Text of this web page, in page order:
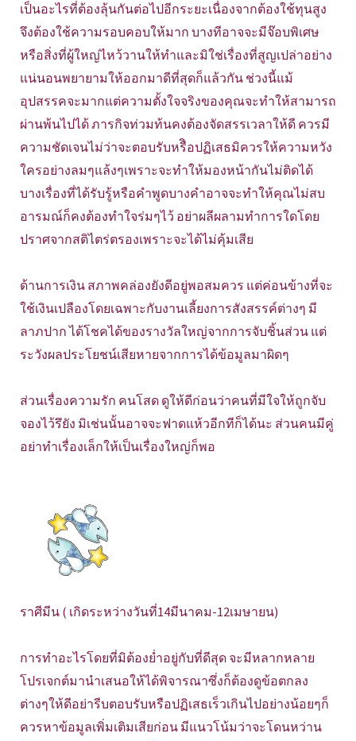
เป็นอะไรที่ต้องลุ้นกันต่อไปอีกระยะเนื่องจากต้องใช้ทุนสูง
จึงต้องใช้ความรอบคอบให้มาก บางทีอาจจะมีจ๊อบพิเศษ
หรือสิ่งที่ผู้ใหญ่ไหว้วานให้ทำและมิใช่เรื่องที่สูญเปล่าอย่าง
แน่นอนพยายามให้ออกมาดีที่สุดก็แล้วกัน ช่วงนี้แม้
อุปสรรคจะมากแต่ความตั้งใจจริงของคุณจะทำให้สามารถ
ผ่านพ้นไปได้ ภารกิจท่วมท้นคงต้องจัดสรรเวลาให้ดี ควรมี
ความชัดเจนไม่ว่าจะตอบรับหรืิอปฏิเสธมิควรให้ความหวัง
ใครอย่างลมๆแล้งๆเพราะจะทำให้มองหน้ากันไม่ติดได้
บางเรื่องที่ได้รับรู้หรือคำพูดบางคำอาจจะทำให้คุณไม่สบ
อารมณ์ก็คงต้องทำใจร่มๆไว้ อย่าผลีผลามทำการใดโดย
ปราศจากสติไตร่ตรองเพราะจะได้ไม่คุ้มเสีย
ด้านการเงิน สภาพคล่องยังดีอยู่พอสมควร แต่ค่อนข้างที่จะ
ใช้เงินเปลืองโดยเฉพาะกับงานเลี้ยงการสังสรรค์ต่างๆ มี
ลาภปาก ได้โชคได้ของรางวัลใหญ่จากการจับชิ้นส่วน แต่
ระวังผลประโยชน์เสียหายจากการได้ข้อมูลมาผิดๆ
ส่วนเรื่องความรัก คนโสด ดูให้ดีก่อนว่าคนที่มีใจให้ถูกจับ
จองไว้รึยัง มิเช่นนั้นอาจจะฟาดแห้วอีกทีก็ได้นะ ส่วนคนมีคู่
อย่าทำเรื่องเล็กให้เป็นเรื่องใหญ่ก็พอ
ราศีมีน ( เกิดระหว่างวันที่14มีนาคม-12เมษายน)
การทำอะไรโดยที่มิต้องย่ำอยู่กับที่ดีสุด จะมีหลากหลาย
โปรเจกต์มานำเสนอให้ได้พิจารณาซึ่งก็ต้องดูข้อตกลง
ต่างๆให้ดีอย่ารีบตอบรับหรือปฏิเสธเร็วเกินไปอย่างน้อยๆก็
ควรหาข้อมูลเพิ่มเติมเสียก่อน มีแนวโน้มว่าจะโดนหว่าน